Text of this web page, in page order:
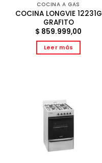
COCINA A GAS
COCINA LONGVIE 12231G
GRAFITO
$ 859.999,00
Leer más